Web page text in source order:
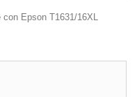
Epson T1631/16XL